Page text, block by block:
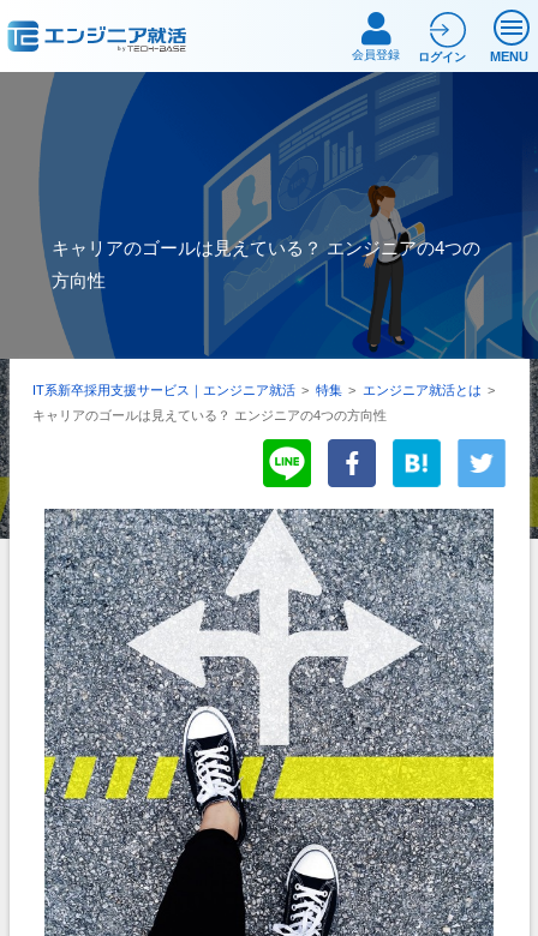
MENU
会員登録 ログイン
キャリアのゴールは見えている？ エンジニアの4つの
方向性
IT系新卒採用支援サービス｜エンジニア就活 > 特集 > エンジニア就活とは >
キャリアのゴールは見えている？ エンジニアの4つの方向性